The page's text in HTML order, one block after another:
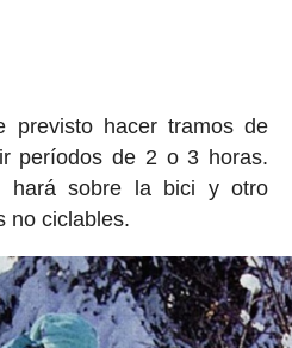
previsto hacer tramos de
períodos de 2 o 3 horas.
hará sobre la bici y otro
no ciclables.